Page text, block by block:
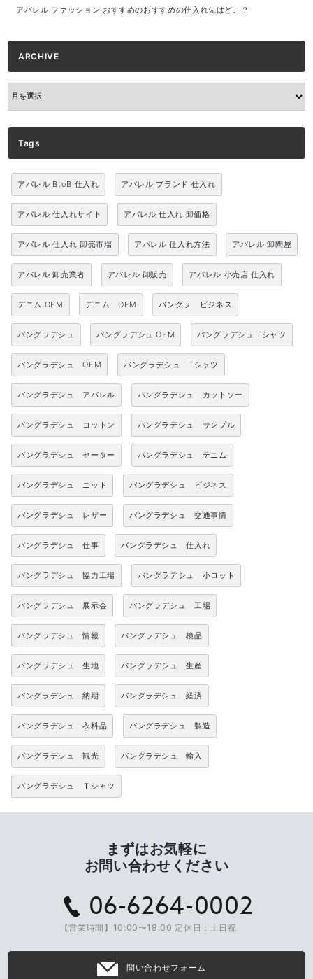
アパレル ファッション おすすめのおすすめの仕入れ先はどこ？
ARCHIVE
ARCHIVE
Tags
アパレル BtoB 仕入れ アパレル ブランド 仕入れ
アパレル 仕入れサイト アパレル 仕入れ 卸価格
アパレル 仕入れ 卸売市場 アパレル 仕入れ方法 アパレル 卸問屋
アパレル 卸売業者 アパレル 卸販売 アパレル 小売店 仕入れ
デニム OEM デニム OEM バングラ ビジネス
バングラデシュ バングラデシュ OEM バングラデシュ Tシャツ
バングラデシュ OEM バングラデシュ Tシャツ
バングラデシュ アパレル バングラデシュ カットソー
バングラデシュ コットン バングラデシュ サンプル
バングラデシュ セーター バングラデシュ デニム
バングラデシュ ニット バングラデシュ ビジネス
バングラデシュ レザー バングラデシュ 交通事情
バングラデシュ 仕事 バングラデシュ 仕入れ
バングラデシュ 協力工場 バングラデシュ 小ロット
バングラデシュ 展示会 バングラデシュ 工場
バングラデシュ 情報 バングラデシュ 検品
バングラデシュ 生地 バングラデシュ 生産
バングラデシュ 納期 バングラデシュ 経済
バングラデシュ 衣料品 バングラデシュ 製造
バングラデシュ 観光 バングラデシュ 輸入
バングラデシュ Ｔシャツ
まずはお気軽に
お問い合わせください
06-6264-0002
【営業時間】10:00〜18:00 定休日：土日祝
問い合わせフォーム